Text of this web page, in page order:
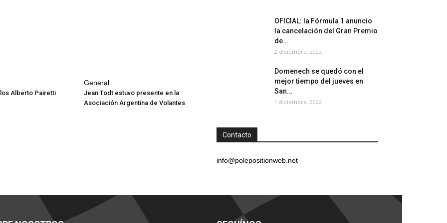
Alberto Pairetti
General
Jean Todt estuvo presente en la
Asociación Argentina de Volantes
OFICIAL: la Fórmula 1 anuncio
la cancelación del Gran Premio
de...
2 diciembre, 2022
Domenech se quedó con el
mejor tiempo del jueves en
San...
1 diciembre, 2022
Contacto
info@polepositionweb.net